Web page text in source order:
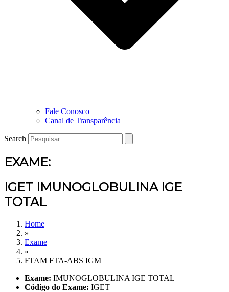
Fale Conosco
Canal de Transparência
Search
EXAME:
IGET IMUNOGLOBULINA IGE
TOTAL
Home
»
Exame
»
FTAM FTA-ABS IGM
Exame: IMUNOGLOBULINA IGE TOTAL
Código do Exame: IGET